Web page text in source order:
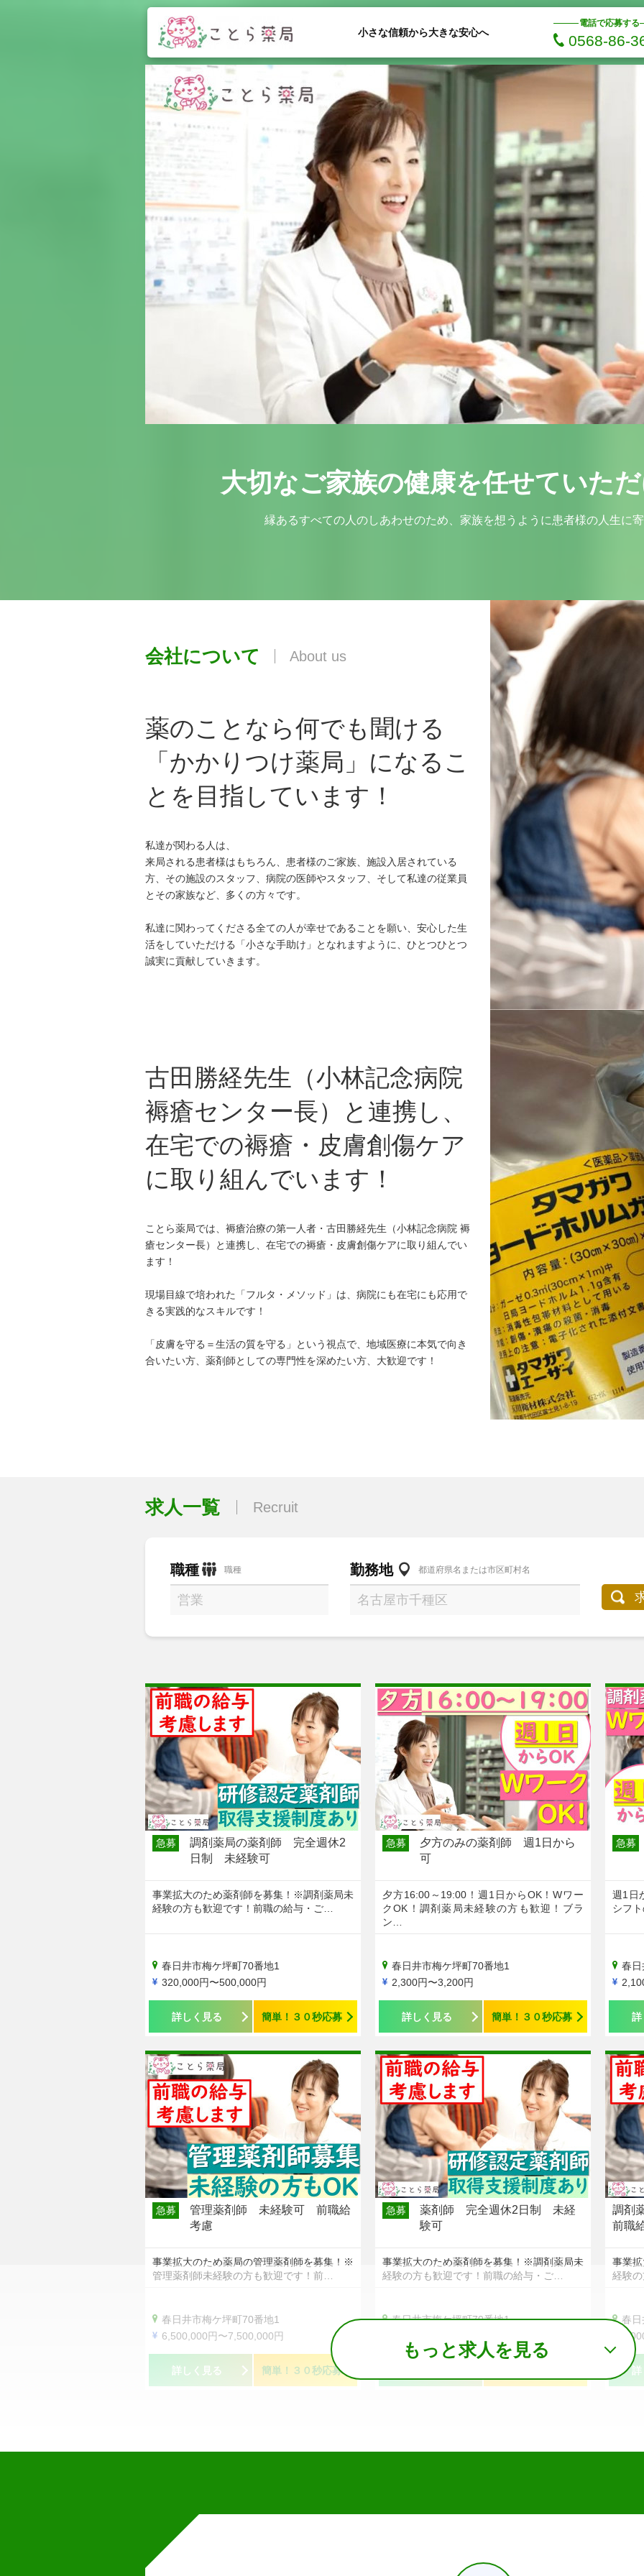
小さな信頼から大きな安心へ
電話で応募する
0568-86-
大切なご家族の健康を任せていた
縁あるすべての人のしあわせのため、家族を想うように患者様の人生に
会社について
薬のことなら何でも聞ける
「かかりつけ薬局」になるこ
とを目指しています！
私達が関わる人は、
来局される患者様はもちろん、患者様のご家族、施設入居されている
方、その施設のスタッフ、病院の医師やスタッフ、そして私達の従業員
とその家族など、多くの方々です。
私達に関わってくださる全ての人が幸せであることを願い、安心した生
活をしていただける「小さな手助け」となれますように、ひとつひとつ
誠実に貢献していきます。
古田勝経先生（小林記念病院
褥瘡センター長）と連携し、
在宅での褥瘡・皮膚創傷ケア
に取り組んでいます！
ことら薬局では、褥瘡治療の第一人者・古田勝経先生（小林記念病院 褥
瘡センター長）と連携し、在宅での褥瘡・皮膚創傷ケアに取り組んでい
ます！
現場目線で培われた「フルタ・メソッド」は、病院にも在宅にも応用で
きる実践的なスキルです！
「皮膚を守る＝生活の質を守る」という視点で、地域医療に本気で向き
合いたい方、薬剤師としての専門性を深めたい方、大歓迎です！
求人一覧 Recruit
職種 職種 勤務地 都道府県名または市区町村名
急募
調剤薬局の薬剤師 完全週休2
日制 未経験可
事業拡大のため薬剤師を募集！※調剤薬局未
経験の方も歓迎です！前職の給与・ご…
春日井市梅ケ坪町70番地1
320,000円〜500,000円
詳しく見る 簡単！３０秒応募
急募
夕方のみの薬剤師 週1日から
可
夕方16:00～19:00！週1日からOK！Wワー
クOK！調剤薬局未経験の方も歓迎！ブラ
ン…
春日井市梅ケ坪町70番地1
2,300円〜3,200円
詳しく見る 簡単！３０秒応募
急募
週1日
シフ
春
詳
急募
管理薬剤師 未経験可 前職給
考慮
事業拡大のため薬局の管理薬剤師を募集！※
管理薬剤師未経験の方も歓迎です！前…
春日井市梅ケ坪町70番地1
6,500,000円〜7,500,000円
詳しく見る 簡単！３０秒応募
急募
薬剤師 完全週休2日制 未経
験可
事業拡大のため薬剤師を募集！※調剤薬局未
経験の方も歓迎です！前職の給与・ご…
春日井市梅ケ坪町70番地1
調剤
前職
事業
経験
春
詳
もっと求人を見る